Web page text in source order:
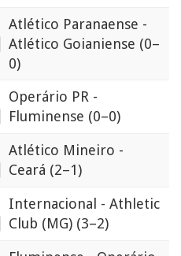
Atlético Paranaense -
Atlético Goianiense (0–
0)
Operário PR -
Fluminense (0–0)
Atlético Mineiro -
Ceará (2–1)
Internacional - Athletic
Club (MG) (3–2)